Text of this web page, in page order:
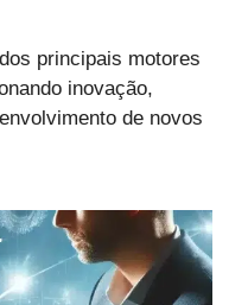
principais motores
inovação,
de novos